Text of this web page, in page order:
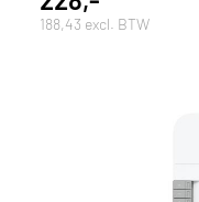
188,43 excl. BTW